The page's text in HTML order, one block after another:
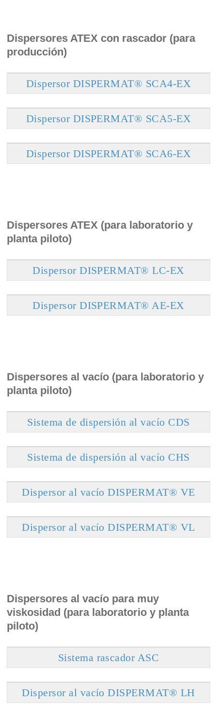
Dispersores ATEX con rascador (para
producción)
Dispersor DISPERMAT® SCA4-EX
Dispersor DISPERMAT® SCA5-EX
Dispersor DISPERMAT® SCA6-EX
Dispersores ATEX (para laboratorio y
planta piloto)
Dispersor DISPERMAT® LC-EX
Dispersor DISPERMAT® AE-EX
Dispersores al vacío (para laboratorio y
planta piloto)
Sistema de dispersión al vacío CDS
Sistema de dispersión al vacío CHS
Dispersor al vacío DISPERMAT® VE
Dispersor al vacío DISPERMAT® VL
Dispersores al vacío para muy
viskosidad (para laboratorio y planta
piloto)
Sistema rascador ASC
Dispersor al vacío DISPERMAT® LH